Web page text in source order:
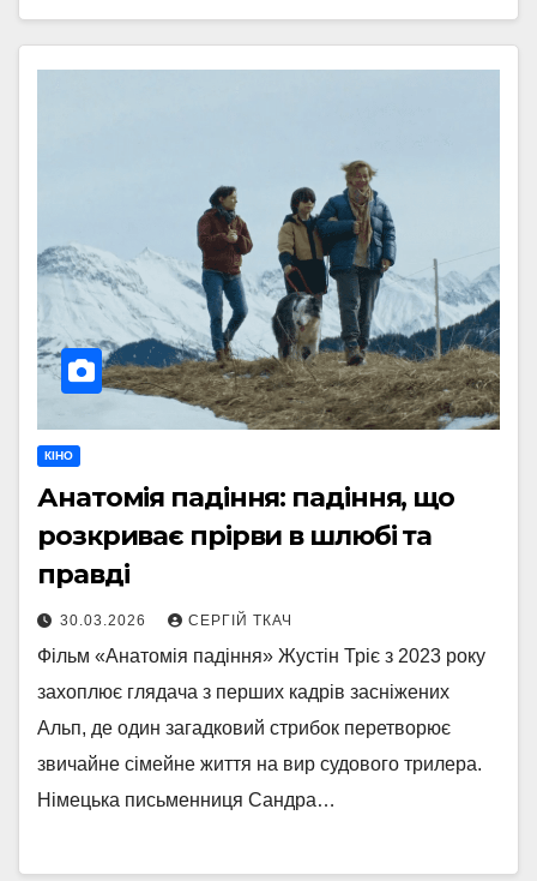
КІНО
Анатомія падіння: падіння, що
розкриває прірви в шлюбі та
правді
30.03.2026 СЕРГІЙ ТКАЧ
Фільм «Анатомія падіння» Жустін Тріє з 2023 року
захоплює глядача з перших кадрів засніжених
Альп, де один загадковий стрибок перетворює
звичайне сімейне життя на вир судового трилера.
Німецька письменниця Сандра…